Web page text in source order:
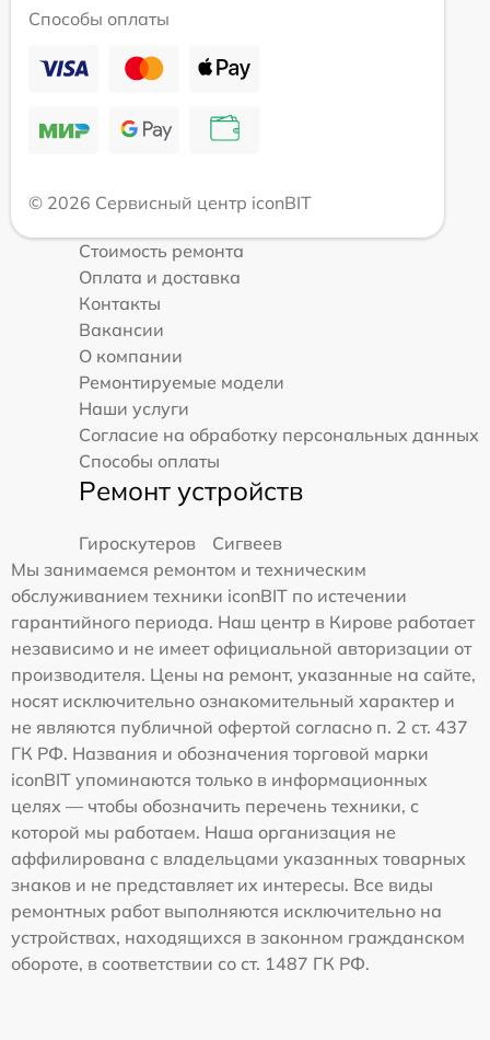
Способы оплаты
© 2026 Сервисный центр iconBIT
Стоимость ремонта
Оплата и доставка
Контакты
Вакансии
О компании
Ремонтируемые модели
Наши услуги
Согласие на обработку персональных данных
Способы оплаты
Ремонт устройств
Гироскутеров
Сигвеев
Мы занимаемся ремонтом и техническим
обслуживанием техники iconBIT по истечении
гарантийного периода. Наш центр в Кирове работает
независимо и не имеет официальной авторизации от
производителя. Цены на ремонт, указанные на сайте,
носят исключительно ознакомительный характер и
не являются публичной офертой согласно п. 2 ст. 437
ГК РФ. Названия и обозначения торговой марки
iconBIT упоминаются только в информационных
целях — чтобы обозначить перечень техники, с
которой мы работаем. Наша организация не
аффилирована с владельцами указанных товарных
знаков и не представляет их интересы. Все виды
ремонтных работ выполняются исключительно на
устройствах, находящихся в законном гражданском
обороте, в соответствии со ст. 1487 ГК РФ.